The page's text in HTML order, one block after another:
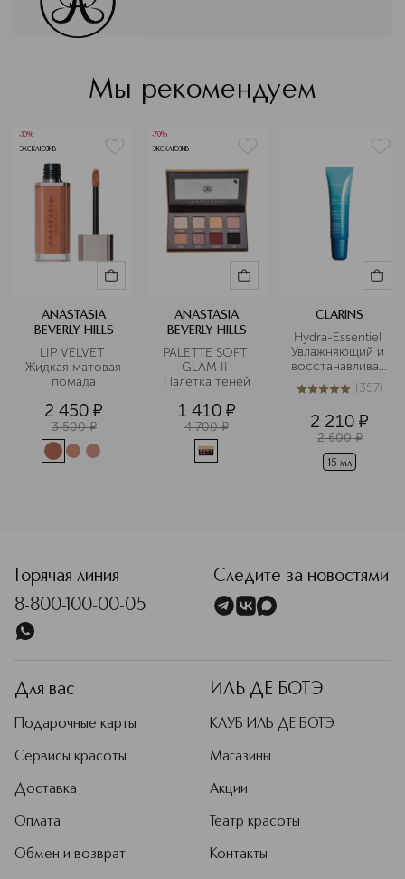
самых известных лицах мира, таких
Дженнер, Джастин и Хейли Бибер,
Виктория Бекхэм и Мишель Обама.
Подробнее
Мы рекомендуем
-30%
ЭКСКЛЮЗИВ
ANASTASIA
BEVERLY HILLS
LIP VELVET
Жидкая матовая
помада
2 450 ¤
3 500 ¤
-70%
ЭКСКЛЮЗИВ
ANASTASIA
BEVERLY HILLS
PALETTE SOFT
GLAM II
Палетка теней
1 410 ¤
4 700 ¤
CLARINS
Hydra-Essentiel
Увлажняющий и
бальзам для губ
5из 5357 (357)
2 210 ¤
2 600 ¤
15 мл
Горячая линия
8-800-100-00-05
Следите за новостями
Для вас
Подарочные карты
Сервисы красоты
Доставка
Оплата
Обмен и возврат
ИЛЬ ДЕ БОТЭ
КЛУБ ИЛЬ ДЕ БОТЭ
Магазины
Акции
Театр красоты
Контакты